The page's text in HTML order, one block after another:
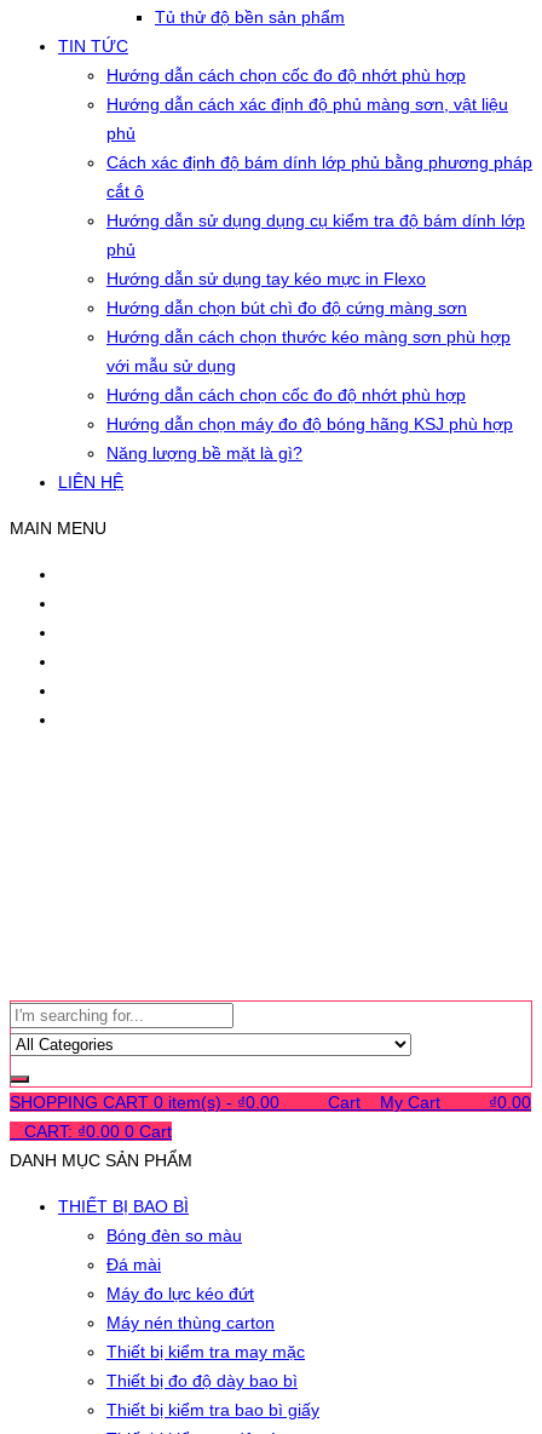
Tủ thử độ bền sản phẩm
TIN TỨC
Hướng dẫn cách chọn cốc đo độ nhớt phù hợp
Hướng dẫn cách xác định độ phủ màng sơn, vật liệu
phủ
Cách xác định độ bám dính lớp phủ bằng phương pháp
cắt ô
Hướng dẫn sử dụng dụng cụ kiểm tra độ bám dính lớp
phủ
Hướng dẫn sử dụng tay kéo mực in Flexo
Hướng dẫn chọn bút chì đo độ cứng màng sơn
Hướng dẫn cách chọn thước kéo màng sơn phù hợp
với mẫu sử dụng
Hướng dẫn cách chọn cốc đo độ nhớt phù hợp
Hướng dẫn chọn máy đo độ bóng hãng KSJ phù hợp
Năng lượng bề mặt là gì?
LIÊN HỆ
MAIN MENU
SHOPPING CART 0 item(s) - ₫0.00 Cart My Cart ₫0.00
CART: ₫0.00 0 Cart
DANH MỤC SẢN PHẨM
THIẾT BỊ BAO BÌ
Bóng đèn so màu
Đá mài
Máy đo lực kéo đứt
Máy nén thùng carton
Thiết bị kiểm tra may mặc
Thiết bị đo độ dày bao bì
Thiết bị kiểm tra bao bì giấy